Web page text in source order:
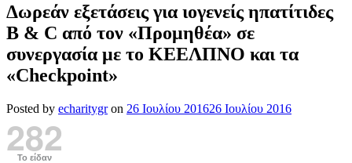
Δωρεάν εξετάσεις για ιογενείς ηπατίτιδες
B & C από τον «Προμηθέα» σε
συνεργασία με το ΚΕΕΛΠΝΟ και τα
«Checkpoint»
Posted by echaritygron 26 Ιουλίου 201626 Ιουλίου 2016
282
Το είδαν